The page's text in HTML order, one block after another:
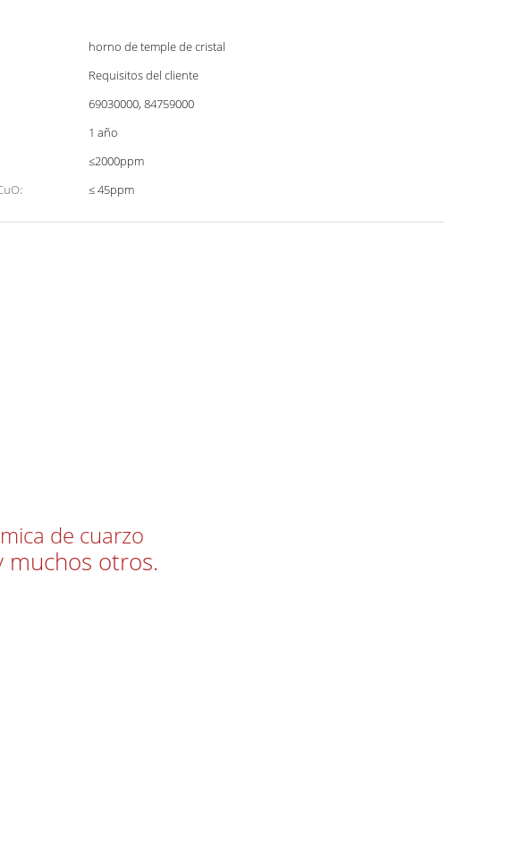
horno de temple de cristal
Requisitos del cliente
69030000, 84759000
1 año
≤2000ppm
≤ 45ppm
de cuarzo
muchos otros.